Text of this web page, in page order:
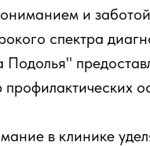
и
спектра
в клинике